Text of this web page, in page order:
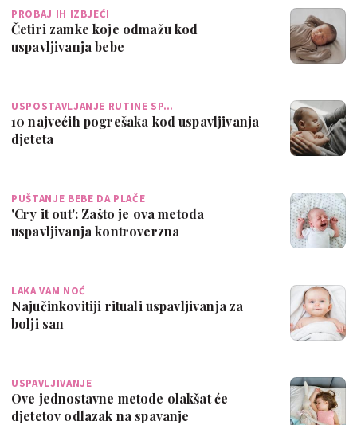
PROBAJ IH IZBJEĆI
Četiri zamke koje odmažu kod
uspavljivanja bebe
USPOSTAVLJANJE RUTINE SP…
10 najvećih pogrešaka kod uspavljivanja
djeteta
PUŠTANJE BEBE DA PLAČE
'Cry it out': Zašto je ova metoda
uspavljivanja kontroverzna
LAKA VAM NOĆ
Najučinkovitiji rituali uspavljivanja za
bolji san
USPAVLJIVANJE
Ove jednostavne metode olakšat će
djetetov odlazak na spavanje